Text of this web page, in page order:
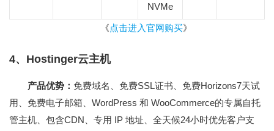
NVMe
《点击进入官网购买》
4、Hostinger云主机
产品优势： 免费域名、免费SSL证书、免费Horizons7天试
用、免费电子邮箱、WordPress 和 WooCommerce的专属自托
管主机、包含CDN、专用 IP 地址、全天候24小时优先客户支